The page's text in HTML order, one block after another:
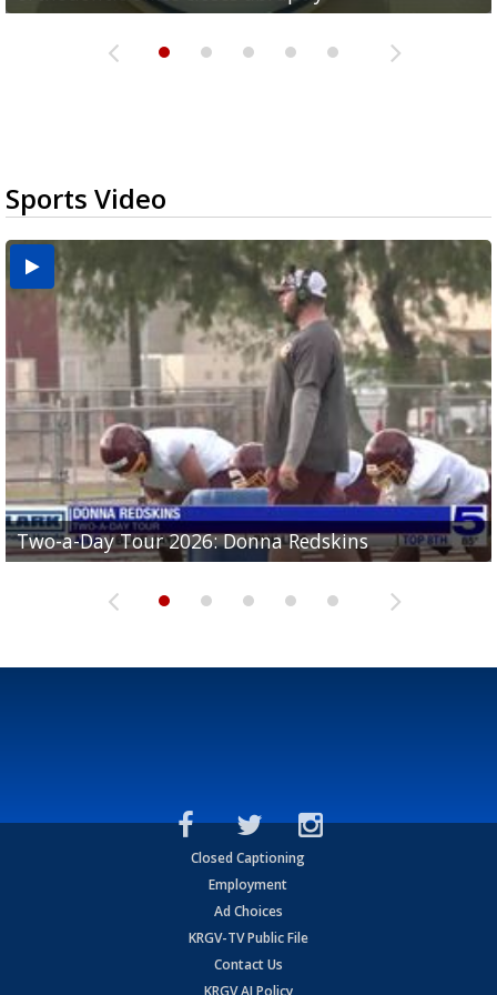
Sports Video
Two-a-Day Tour 2026: Donna Redskins
Two-a-Day Tour 2026: Brownsville Pace Vikings
Two-a-Day Tour 2026: La Joya Coyotes
Two-a-Day Tour 2026: Rio Hondo Bobcats
Two-a-Day Tour 2026: Brownsville St. Joseph
Bloodhounds
Closed Captioning
Employment
Ad Choices
KRGV-TV Public File
Contact Us
KRGV AI Policy